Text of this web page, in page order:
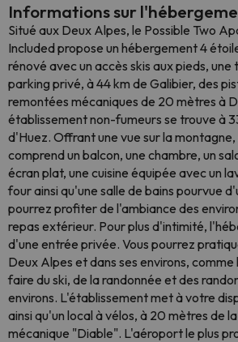
Informations sur
Situé aux Deux Alpes, le Possible Two
Included propose un hébergement 4
rénové avec un accès skis aux pieds, une
parking privé, à 44 km de Galibier, des
remontées mécaniques de 20 mètres à
établissement non-fumeurs se trouve à
d'Huez. Offrant une vue sur la
comprend un balcon, une chambre, un
écran plat, une cuisine équipée avec un
four ainsi qu'une salle de bains pourvue
pourrez profiter de l'ambiance des
repas extérieur. Pour plus d'intimité,
d'une entrée privée. Vous pourrez
Deux Alpes et dans ses environs, comme
faire du ski, de la randonnée et des
environs. L'établissement met à votre
ainsi qu'un local à vélos, à 20 mètres de
mécanique "Diable". L'aéroport le plus